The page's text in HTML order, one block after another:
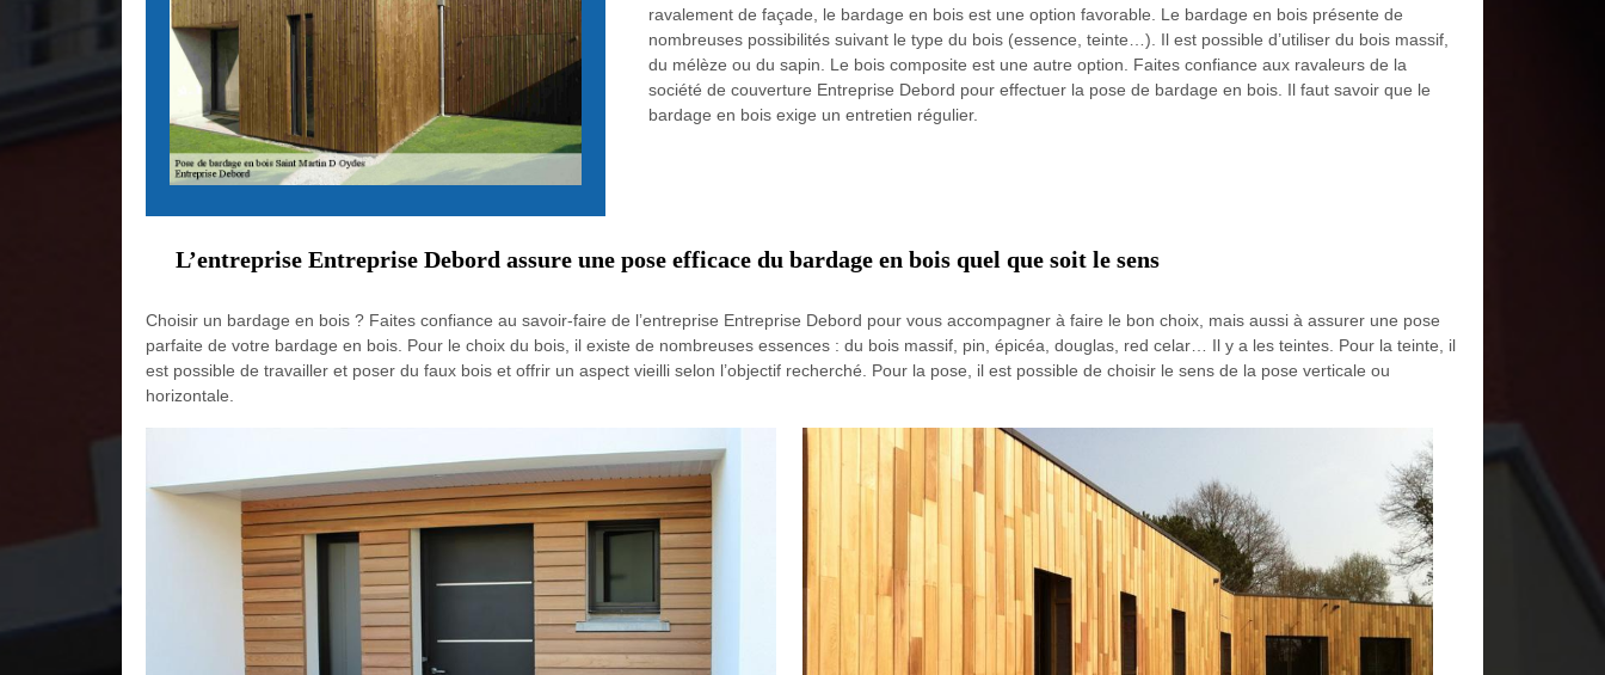
ravalement de façade, le bardage en bois est une option favorable. Le bardage en bois présente de
nombreuses possibilités suivant le type du bois (essence, teinte…). Il est possible d’utiliser du bois massif,
du mélèze ou du sapin. Le bois composite est une autre option. Faites confiance aux ravaleurs de la
société de couverture Entreprise Debord pour effectuer la pose de bardage en bois. Il faut savoir que le
bardage en bois exige un entretien régulier.
L’entreprise Entreprise Debord assure une pose efficace du bardage en bois quel que soit le sens
Choisir un bardage en bois ? Faites confiance au savoir-faire de l’entreprise Entreprise Debord pour vous accompagner à faire le bon choix, mais aussi à assurer une pose
parfaite de votre bardage en bois. Pour le choix du bois, il existe de nombreuses essences : du bois massif, pin, épicéa, douglas, red celar… Il y a les teintes. Pour la teinte, il
est possible de travailler et poser du faux bois et offrir un aspect vieilli selon l’objectif recherché. Pour la pose, il est possible de choisir le sens de la pose verticale ou
horizontale.